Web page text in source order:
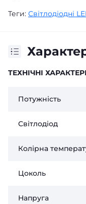
Теги: Світлодіодні
ТЕХНІЧНІ
Потужність
Світлодіод
Колірна
Цоколь
Напруга